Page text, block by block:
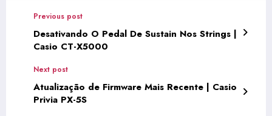
Previous post
Desativando O Pedal De Sustain Nos Strings |
Casio CT-X5000
Next post
Atualização de Firmware Mais Recente | Casio
Privia PX-5S